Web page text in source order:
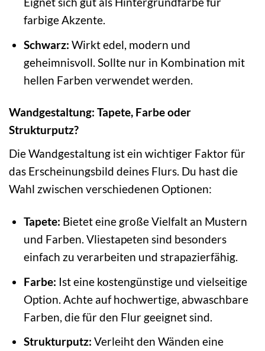
farbige Akzente.
Schwarz: Wirkt edel, modern und
geheimnisvoll. Sollte nur in Kombination mit
hellen Farben verwendet werden.
Wandgestaltung: Tapete, Farbe oder
Strukturputz?
Die Wandgestaltung ist ein wichtiger Faktor für
das Erscheinungsbild deines Flurs. Du hast die
Wahl zwischen verschiedenen Optionen:
Tapete: Bietet eine große Vielfalt an Mustern
und Farben. Vliestapeten sind besonders
einfach zu verarbeiten und strapazierfähig.
Farbe: Ist eine kostengünstige und vielseitige
Option. Achte auf hochwertige, abwaschbare
Farben, die für den Flur geeignet sind.
Strukturputz: Verleiht den Wänden eine